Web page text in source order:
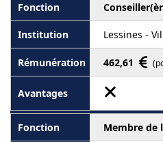
Lessines -
462,61
Membre de